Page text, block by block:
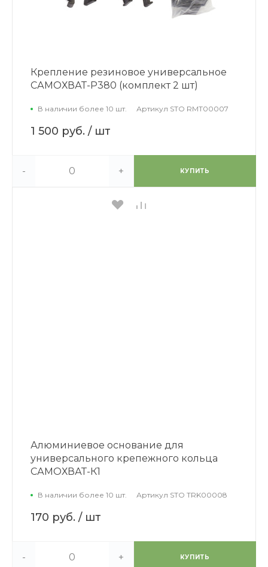
Крепление резиновое универсальное
САМОХВАТ-P380 (комплект 2 шт)
В наличии более 10 шт. Артикул STO RMT00007
1 500 руб. / шт
- + КУПИТЬ
Алюминиевое основание для
универсального крепежного кольца
САМОХВАТ-К1
В наличии более 10 шт. Артикул STO TRK00008
170 руб. / шт
- + КУПИТЬ